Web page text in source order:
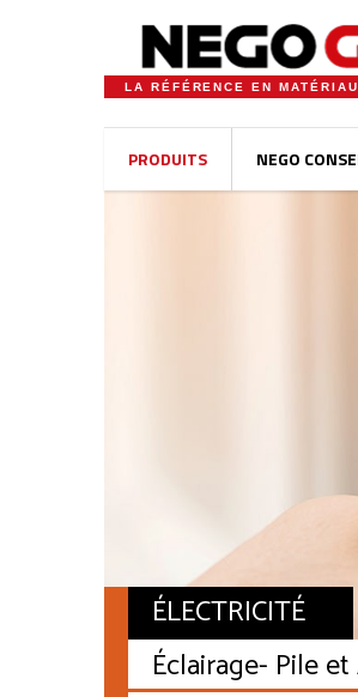
LA RÉFÉRENCE EN
PRODUITS NEGO
ÉLECTRICITÉ
Éclairage- Pile